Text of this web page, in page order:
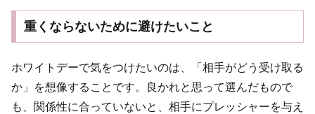
重くならないために避けたいこと
ホワイトデーで気をつけたいのは、「相手がどう受け取る
か」を想像することです。良かれと思って選んだもので
も、関係性に合っていないと、相手にプレッシャーを与え